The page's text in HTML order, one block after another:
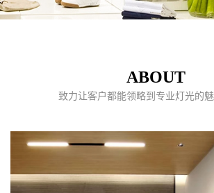
ABOUT
致力让客户都能领略到专业灯光的